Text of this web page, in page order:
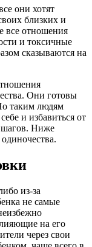
они хотят
близких и
все отношения
и токсичные
сказываются на
Они готовы
таким людям
и избавиться от
шагов. Ниже
из-за
не самые
на его
через свои